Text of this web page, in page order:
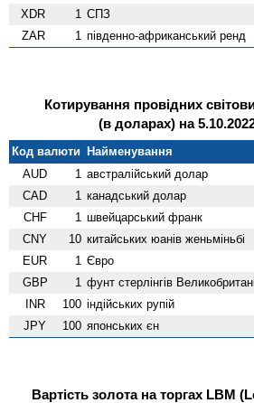
XDR 1 СПЗ
ZAR 1 південно-африканський ренд
Котирування провідних
(в доларах) на
Код валюти Найменування
AUD
1 австралійський долар
CAD 1 канадський долар
CHF 1 швейцарський франк
CNY 10 китайських юанів женьмiньбi
EUR 1 Євро
GBP 1 фунт стерлінгів
INR 100 індійських рупій
JPY 100 японських єн
Вартість золота на торгах LBM